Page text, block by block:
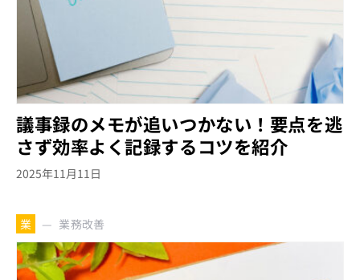
議事録のメモが追いつかない！要点を逃
さず効率よく記録するコツを紹介
2025年11月11日
業 業務改善